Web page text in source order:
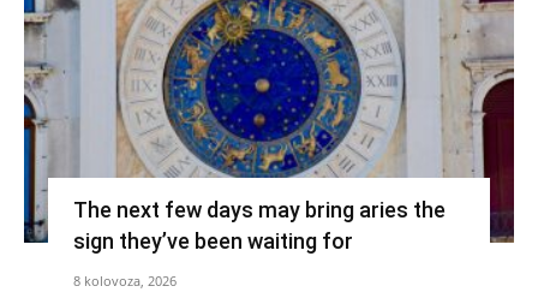
The next few days may bring aries the
sign they’ve been waiting for
8 kolovoza, 2026